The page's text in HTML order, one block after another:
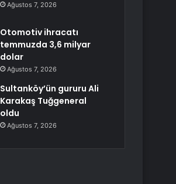
Ağustos 7, 2026
Otomotiv ihracatı
temmuzda 3,6 milyar
dolar
Ağustos 7, 2026
Sultanköy’ün gururu Ali
Karakaş Tuğgeneral
oldu
Ağustos 7, 2026